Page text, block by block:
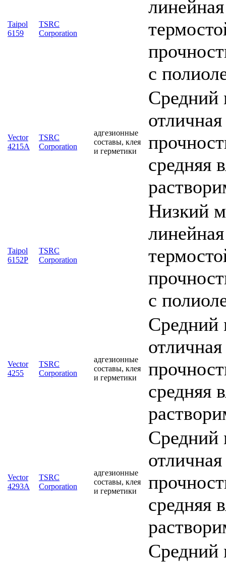
Taipol
6159
TSRC
Corporation
с
Vector
4215A
TSRC
Corporation
адгезионные
составы, клея
и герметики
Средний
средняя
Taipol
6152P
TSRC
Corporation
Низкий
с
Vector
4255
TSRC
Corporation
адгезионные
составы, клея
и герметики
Средний
средняя
Vector
4293A
TSRC
Corporation
адгезионные
составы, клея
и герметики
Средний
средняя
Средний